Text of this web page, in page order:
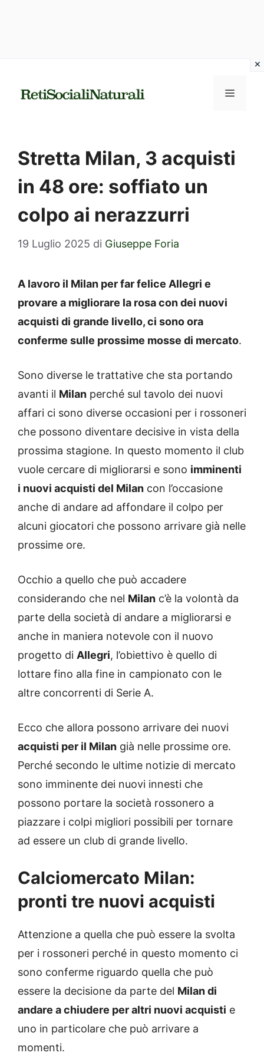
MENU
Stretta Milan, 3 acquisti
in 48 ore: soffiato un
colpo ai nerazzurri
19 Luglio 2025 di Giuseppe Foria
A lavoro il Milan per far felice Allegri e
provare a migliorare la rosa con dei nuovi
acquisti di grande livello, ci sono ora
conferme sulle prossime mosse di mercato.
Sono diverse le trattative che sta portando
avanti il Milan perché sul tavolo dei nuovi
affari ci sono diverse occasioni per i rossoneri
che possono diventare decisive in vista della
prossima stagione. In questo momento il club
vuole cercare di migliorarsi e sono imminenti
i nuovi acquisti del Milan con l’occasione
anche di andare ad affondare il colpo per
alcuni giocatori che possono arrivare già nelle
prossime ore.
Occhio a quello che può accadere
considerando che nel Milan c’è la volontà da
parte della società di andare a migliorarsi e
anche in maniera notevole con il nuovo
progetto di Allegri, l’obiettivo è quello di
lottare fino alla fine in campionato con le
altre concorrenti di Serie A.
Ecco che allora possono arrivare dei nuovi
acquisti per il Milan già nelle prossime ore.
Perché secondo le ultime notizie di mercato
sono imminente dei nuovi innesti che
possono portare la società rossonero a
piazzare i colpi migliori possibili per tornare
ad essere un club di grande livello.
Calciomercato Milan:
pronti tre nuovi acquisti
Attenzione a quella che può essere la svolta
per i rossoneri perché in questo momento ci
sono conferme riguardo quella che può
essere la decisione da parte del Milan di
andare a chiudere per altri nuovi acquisti e
uno in particolare che può arrivare a
momenti.